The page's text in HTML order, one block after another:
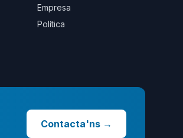
Empresa
Política
Contacta'ns →